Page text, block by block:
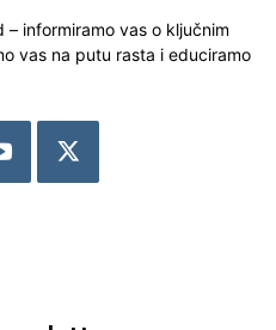
informiramo vas o ključnim
vas na putu rasta i educiramo